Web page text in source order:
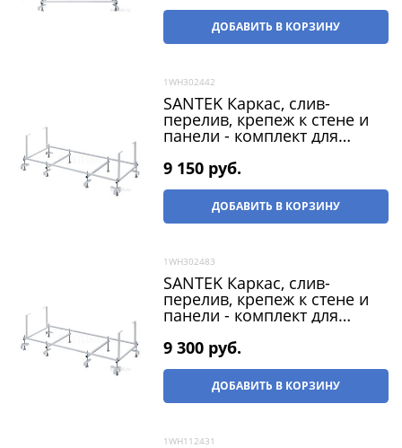
ДОБАВИТЬ В КОРЗИНУ
1WH302442
SANTEK Каркас, слив-
перелив, крепеж к стене и
панели - комплект для
9 150 руб.
ДОБАВИТЬ В КОРЗИНУ
1WH302483
SANTEK Каркас, слив-
перелив, крепеж к стене и
панели - комплект для
9 300 руб.
ДОБАВИТЬ В КОРЗИНУ
1WH112431